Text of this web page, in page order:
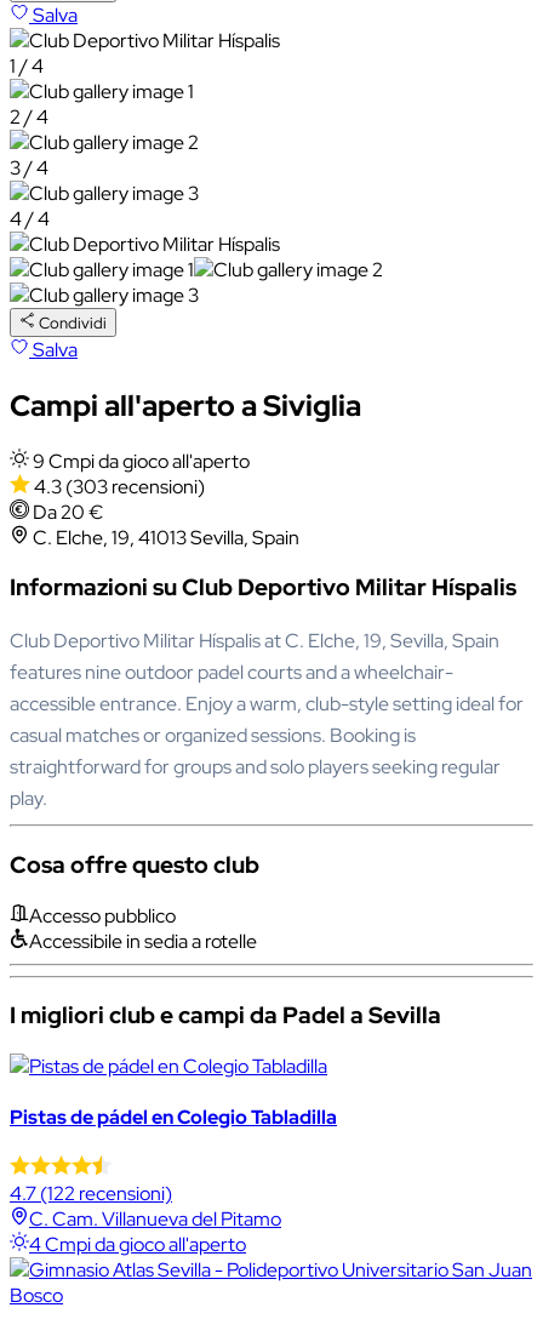
Salva
1 / 4
2 / 4
3 / 4
4 / 4
Condividi
Salva
Campi all'aperto a Siviglia
9 Cmpi da gioco all'aperto
4.3(303 recensioni)
Da 20 €
C. Elche, 19, 41013 Sevilla, Spain
Informazioni su Club Deportivo Militar Híspalis
Club Deportivo Militar Híspalis at C. Elche, 19, Sevilla, Spain
features nine outdoor padel courts and a wheelchair-
accessible entrance. Enjoy a warm, club-style setting ideal for
casual matches or organized sessions. Booking is
straightforward for groups and solo players seeking regular
play.
Cosa offre questo club
Accesso pubblico
Accessibile in sedia a rotelle
I migliori club e campi da Padel a Sevilla
Pistas de pádel en Colegio Tabladilla
4.7(122 recensioni)
C. Cam. Villanueva del Pitamo
4 Cmpi da gioco all'aperto